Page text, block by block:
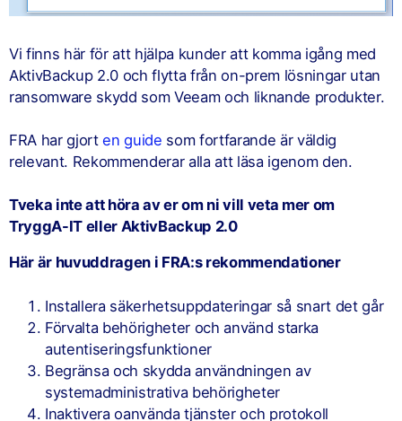
Vi finns här för att hjälpa kunder att komma igång med
AktivBackup 2.0 och flytta från on-prem lösningar utan
ransomware skydd som Veeam och liknande produkter.
FRA har gjorten guide som fortfarande är väldig
relevant. Rekommenderar alla att läsa igenom den.
Tveka inte att höra av er om ni vill veta mer om
TryggA-IT eller AktivBackup 2.0
Här är huvuddragen i FRA:s rekommendationer
Installera säkerhetsuppdateringar så snart det går
Förvalta behörigheter och använd starka
autentiseringsfunktioner
Begränsa och skydda användningen av
systemadministrativa behörigheter
Inaktivera oanvända tjänster och protokoll